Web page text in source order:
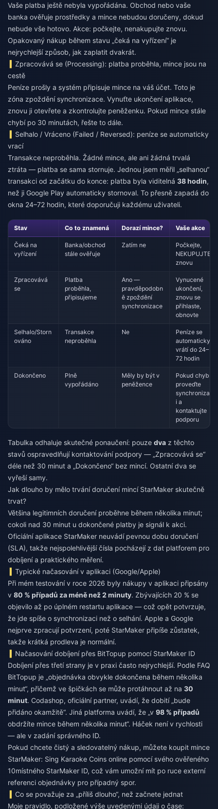
Vaše platba ještě nebyla vypořádána. Obchod nebo vaše
banka ověřuje prostředky a mince nebudou doručeny, dokud
nebude vše hotovo. Akce: počkejte, nenakupujte znovu.
Opakovaný nákup během stavu „čeká na vyřízení“ je
nejrychlejší způsob, jak zaplatit dvakrát.
Zpracovává se (Processing): platba proběhla, mince jsou na
cestě
Peníze prošly a systém připisuje mince na váš účet. Toto je
zóna zpoždění synchronizace. Vynuťte ukončení aplikace,
znovu ji otevřete a zkontrolujte peněženku. Pokud mince stále
chybí po 30 minutách, řešte to dále.
Selhalo / Vráceno (Failed / Reversed): peníze se automaticky
vrací
Transakce neproběhla. Žádné mince, ale ani žádná trvalá
ztráta — platba se sama stornuje. Jednou jsem měřil „selhanou“
transakci od začátku do konce: platba byla viditelná 38 hodin,
než ji Google Play automaticky stornoval. To přesně zapadá do
okna 24–72 hodin, které doporučuji každému uživateli.
Stav Co to znamená Dorazí mince? Vaše akce
Čeká na
vyřízení
Banka/obchod
stále ověřuje
Zatím ne
Počkejte,
NEKUPUJTE
znovu
Zpracovává
se
Platba
proběhla,
připisujeme
Ano —
pravděpodobn
ě zpoždění
synchronizace
Vynucené
ukončení,
znovu se
přihlaste,
obnovte
Selhalo/Storn
ováno
Transakce
neproběhla
Ne
Peníze se
automaticky
vrátí do 24–
72 hodin
Dokončeno
Plně
vypořádáno
Měly by být v
peněžence
Pokud chybí,
proveďte
synchronizac
i a
kontaktujte
podporu
Tabulka odhaluje skutečné ponaučení: pouze dva z těchto
stavů ospravedlňují kontaktování podpory — „Zpracovává se“
déle než 30 minut a „Dokončeno“ bez mincí. Ostatní dva se
vyřeší samy.
Jak dlouho by mělo trvání doručení mincí StarMaker skutečně
trvat?
Většina legitimních doručení proběhne během několika minut;
cokoli nad 30 minut u dokončené platby je signál k akci.
Oficiální aplikace StarMaker neuvádí pevnou dobu doručení
(SLA), takže nejspolehlivější čísla pocházejí z dat platforem pro
dobíjení a praktického měření.
Typické načasování v aplikaci (Google/Apple)
Při mém testování v roce 2026 byly nákupy v aplikaci připsány
v 80 % případů za méně než 2 minuty. Zbývajících 20 % se
objevilo až po úplném restartu aplikace — což opět potvrzuje,
že jde spíše o synchronizaci než o selhání. Apple a Google
nejprve zpracují potvrzení, poté StarMaker připíše zůstatek,
takže krátká prodleva je normální.
Načasování dobíjení přes BitTopup pomocí StarMaker ID
Dobíjení přes třetí strany je v praxi často nejrychlejší. Podle FAQ
BitTopup je „objednávka obvykle dokončena během několika
minut“, přičemž ve špičkách se může protáhnout až na 30
minut. Codashop, oficiální partner, uvádí, že dobití „bude
přidáno okamžitě“. Jiná platforma uvádí, že „v 98 % případů
obdržíte mince během několika minut“. Háček není v rychlosti
— ale v zadání správného ID.
Pokud chcete čistý a sledovatelný nákup, můžete koupit mince
StarMaker: Sing Karaoke Coins online pomocí svého ověřeného
10místného StarMaker ID, což vám umožní mít po ruce externí
referenci objednávky pro případný spor.
Co se považuje za „příliš dlouho“, než začnete jednat
Moje pravidlo, podložené výše uvedenými údaji o čase: